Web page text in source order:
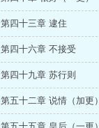
第四十三章 逮住
第四十六章 不接受
第四十九章 苏行则
第五十二章 说情（加更）